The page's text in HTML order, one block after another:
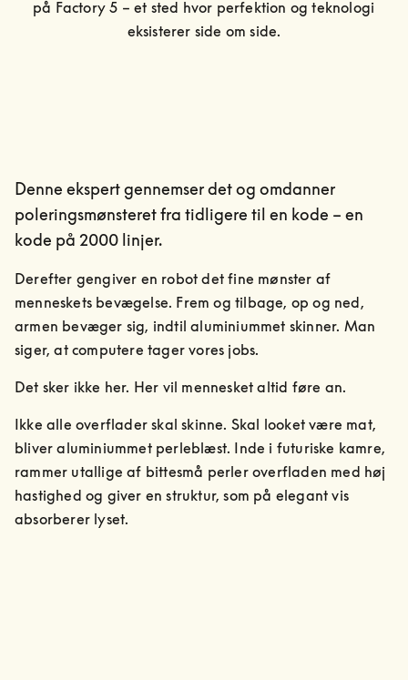
på Factory 5 – et sted hvor perfektion og teknologi
eksisterer side om side.
Denne ekspert gennemser det og omdanner
poleringsmønsteret fra tidligere til en kode – en
kode på 2000 linjer.
Derefter gengiver en robot det fine mønster af
menneskets bevægelse. Frem og tilbage, op og ned,
armen bevæger sig, indtil aluminiummet skinner. Man
siger, at computere tager vores jobs.
Det sker ikke her. Her vil mennesket altid føre an.
Ikke alle overflader skal skinne. Skal looket være mat,
bliver aluminiummet perleblæst. Inde i futuriske kamre,
rammer utallige af bittesmå perler overfladen med høj
hastighed og giver en struktur, som på elegant vis
absorberer lyset.